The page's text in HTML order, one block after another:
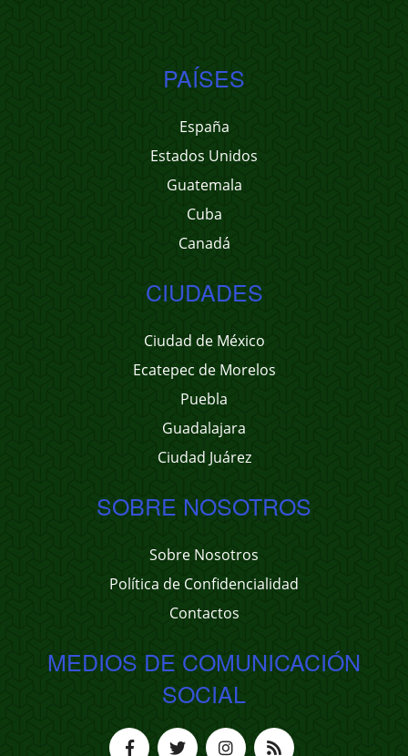
PAÍSES
España
Estados Unidos
Guatemala
Cuba
Canadá
CIUDADES
Ciudad de México
Ecatepec de Morelos
Puebla
Guadalajara
Ciudad Juárez
SOBRE NOSOTROS
Sobre Nosotros
Política de Confidencialidad
Contactos
MEDIOS DE COMUNICACIÓN
SOCIAL